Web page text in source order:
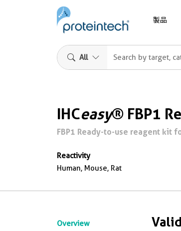
製品
All
IHCeasy® FBP1
FBP1 Ready-to-use reagent kit
Reactivity
Human, Mouse, Rat
Overview